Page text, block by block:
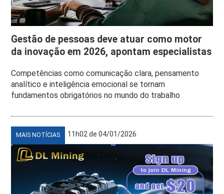
Gestão de pessoas deve atuar como motor
da inovação em 2026, apontam especialistas
Competências como comunicação clara, pensamento
analítico e inteligência emocional se tornam
fundamentos obrigatórios no mundo do trabalho
MAIS NOTÍCIAS 11h02 de 04/01/2026